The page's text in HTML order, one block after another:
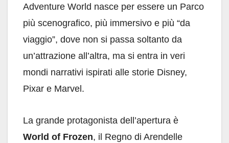
Adventure World nasce per essere un Parco
più scenografico, più immersivo e più “da
viaggio”, dove non si passa soltanto da
un’attrazione all’altra, ma si entra in veri
mondi narrativi ispirati alle storie Disney,
Pixar e Marvel.
La grande protagonista dell’apertura è
World of Frozen, il Regno di Arendelle